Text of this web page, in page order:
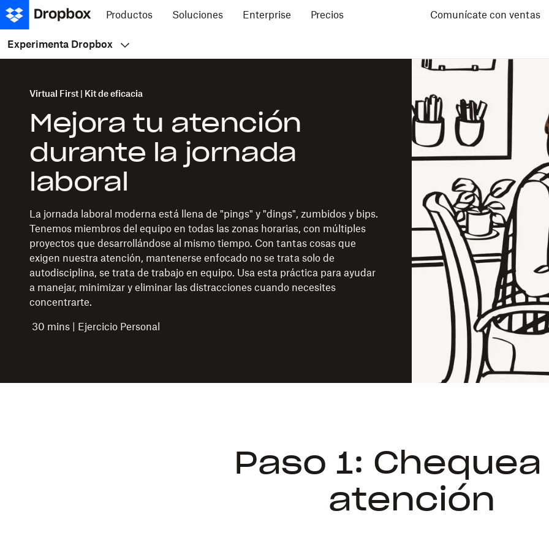
Productos Soluciones Enterprise Precios Comunícate con ventas
Experimenta Dropbox
Virtual First | Kit de eficacia
Mejora tu atención
durante la jornada
laboral
La jornada laboral moderna está llena de "pings" y "dings", zumbidos y bips.
Tenemos miembros del equipo en todas las zonas horarias, con múltiples
proyectos que desarrollándose al mismo tiempo. Con tantas cosas que
exigen nuestra atención, mantenerse enfocado no se trata solo de
autodisciplina, se trata de trabajo en equipo. Usa esta práctica para ayudar
a manejar, minimizar y eliminar las distracciones cuando necesites
concentrarte.
30 mins | Ejercicio Personal
Paso 1:
atención